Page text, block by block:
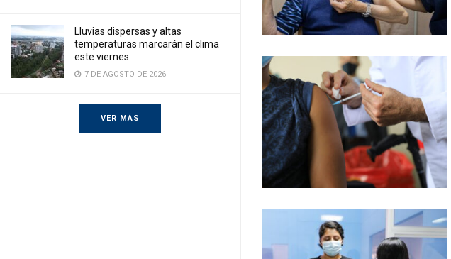
Lluvias dispersas y altas
temperaturas marcarán el clima
este viernes
7 DE AGOSTO DE 2026
VER MÁS